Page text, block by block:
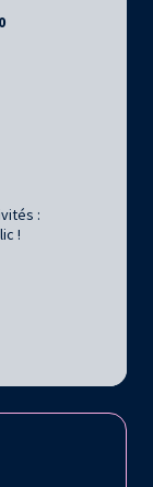
:
!